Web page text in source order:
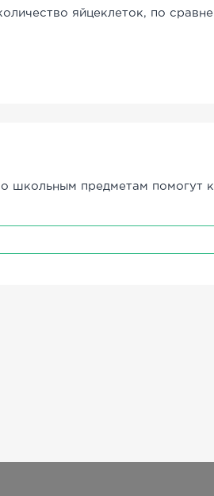
яйцеклеток, по
школьным предметам помогут